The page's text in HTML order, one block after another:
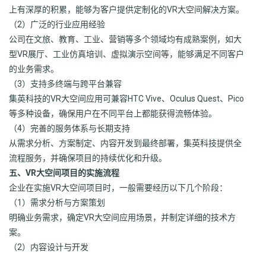
上有深厚的积累，能够为客户提供定制化的VR大空间解决方案。
（2）广泛的行业应用经验
公司在文旅、教育、工业、营销等多个领域均有成熟案例，如大
型VR展厅、工业仿真培训、虚拟演示空间等，能够满足不同客户
的业务需求。
（3）支持多终端与跨平台兼容
集英科技的VR大空间应用可兼容HTC Vive、Oculus Quest、Pico
等多种设备，确保用户在不同平台上都能获得流畅体验。
（4）完善的服务体系与长期支持
从需求分析、方案制定、内容开发到最终部署，集英科技提供全
流程服务，并确保项目的持续优化和升级。
五、VR大空间项目的实施流程
企业在实施VR大空间项目时，一般需要经历以下几个阶段：
（1）需求分析与方案策划
明确业务需求，确定VR大空间应用场景，并制定详细的技术方
案。
（2）内容设计与开发